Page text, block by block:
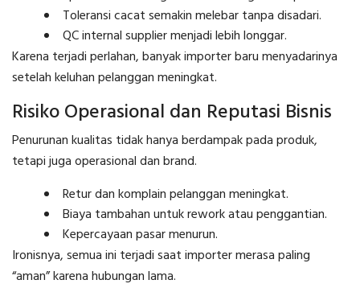
Toleransi cacat semakin melebar tanpa disadari.
QC internal supplier menjadi lebih longgar.
Karena terjadi perlahan, banyak importer baru menyadarinya
setelah keluhan pelanggan meningkat.
Risiko Operasional dan Reputasi Bisnis
Penurunan kualitas tidak hanya berdampak pada produk,
tetapi juga operasional dan brand.
Retur dan komplain pelanggan meningkat.
Biaya tambahan untuk rework atau penggantian.
Kepercayaan pasar menurun.
Ironisnya, semua ini terjadi saat importer merasa paling
“aman” karena hubungan lama.